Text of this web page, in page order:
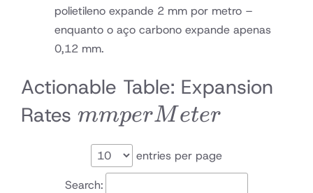
polietileno expande 2 mm por metro –
enquanto o aço carbono expande apenas
0,12 mm.
Actionable Table: Expansion
Rates mm
per
Meter
mmperMeter
entries per page
Search: